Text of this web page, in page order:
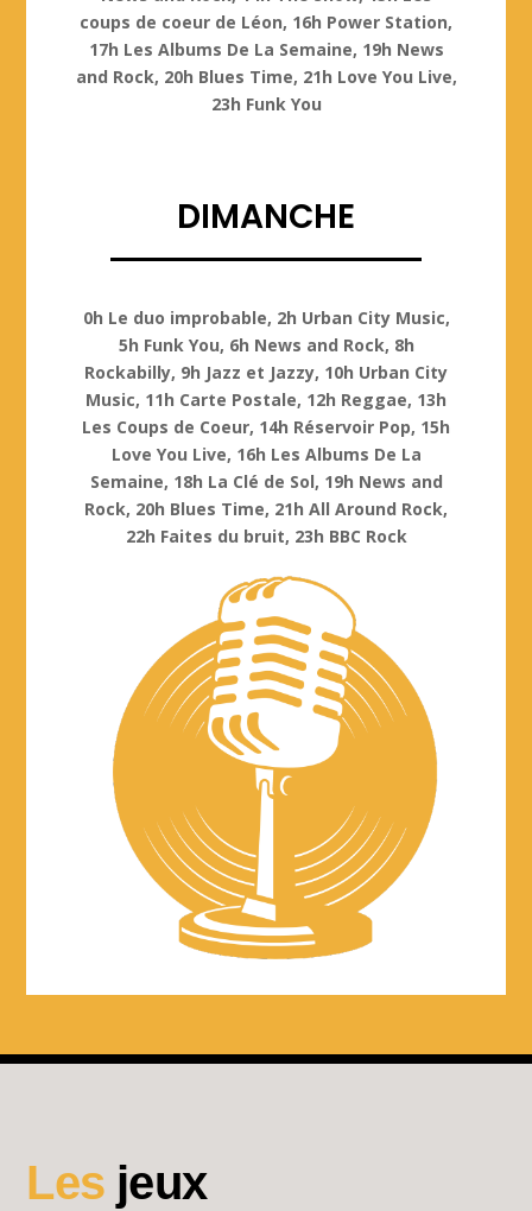
coups de coeur de Léon, 16h Power Station,
17h Les Albums De La Semaine, 19h News
and Rock, 20h Blues Time, 21h Love You Live,
23h Funk You
DIMANCHE
0h Le duo improbable, 2h Urban City Music,
5h Funk You, 6h News and Rock, 8h
Rockabilly, 9h Jazz et Jazzy, 10h Urban City
Music, 11h Carte Postale, 12h Reggae, 13h
Les Coups de Coeur, 14h Réservoir Pop, 15h
Love You Live, 16h Les Albums De La
Semaine, 18h La Clé de Sol, 19h News and
Rock, 20h Blues Time, 21h All Around Rock,
22h Faites du bruit, 23h BBC Rock
Les jeux